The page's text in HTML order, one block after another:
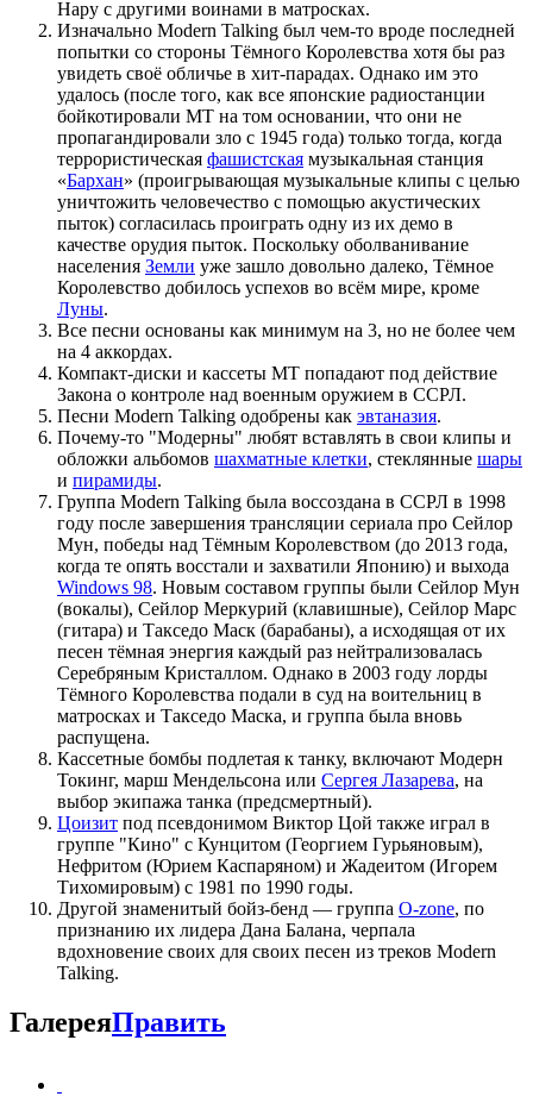
Нару с другими воинами в матросках.
Изначально Modern Talking был чем-то вроде последней
попытки со стороны Тёмного Королевства хотя бы раз
увидеть своё обличье в хит-парадах. Однако им это
удалось (после того, как все японские радиостанции
бойкотировали MT на том основании, что они не
пропагандировали зло с 1945 года) только тогда, когда
террористическая фашистская музыкальная станция
«Бархан» (проигрывающая музыкальные клипы с целью
уничтожить человечество с помощью акустических
пыток) согласилась проиграть одну из их демо в
качестве орудия пыток. Поскольку оболванивание
населения Земли уже зашло довольно далеко, Тёмное
Королевство добилось успехов во всём мире, кроме
Луны.
Все песни основаны как минимум на 3, но не более чем
на 4 аккордах.
Компакт-диски и кассеты MT попадают под действие
Закона о контроле над военным оружием в ССРЛ.
Песни Modern Talking одобрены как эвтаназия.
Почему-то "Модерны" любят вставлять в свои клипы и
обложки альбомов шахматные клетки, стеклянные шары
и пирамиды.
Группа Modern Talking была воссоздана в ССРЛ в 1998
году после завершения трансляции сериала про Сейлор
Мун, победы над Тёмным Королевством (до 2013 года,
когда те опять восстали и захватили Японию) и выхода
Windows 98. Новым составом группы были Сейлор Мун
(вокалы), Сейлор Меркурий (клавишные), Сейлор Марс
(гитара) и Такседо Маск (барабаны), а исходящая от их
песен тёмная энергия каждый раз нейтрализовалась
Серебряным Кристаллом. Однако в 2003 году лорды
Тёмного Королевства подали в суд на воительниц в
матросках и Такседо Маска, и группа была вновь
распущена.
Кассетные бомбы подлетая к танку, включают Модерн
Токинг, марш Мендельсона или Сергея Лазарева, на
выбор экипажа танка (предсмертный).
Цоизит под псевдонимом Виктор Цой также играл в
группе "Кино" с Кунцитом (Георгием Гурьяновым),
Нефритом (Юрием Каспаряном) и Жадеитом (Игорем
Тихомировым) с 1981 по 1990 годы.
Другой знаменитый бойз-бенд — группа O-zone, по
признанию их лидера Дана Балана, черпала
вдохновение своих для своих песен из треков Modern
Talking.
ГалереяПравить